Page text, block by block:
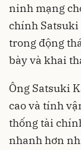
ninh mạng
chính Satsuki
trong động
bày và khai
Ông Satsuki
cao và tính
thống tài
nhanh hơn